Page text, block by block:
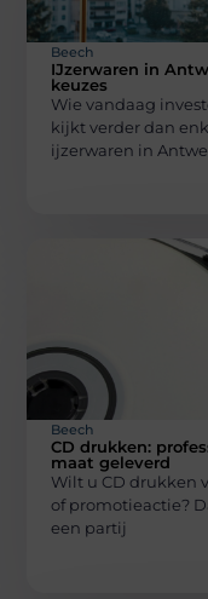
Beech
IJzerwaren in
keuzes
Wie vandaag
kijkt verder dan
ijzerwaren in
Beech
CD drukken:
maat geleverd
Wilt u CD drukken
of promotieactie?
een partij